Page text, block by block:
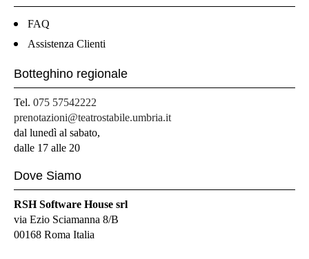
FAQ
Assistenza Clienti
Botteghino regionale
Tel. 075 57542222
prenotazioni@teatrostabile.umbria.it
dal lunedì al sabato,
dalle 17 alle 20
Dove Siamo
RSH Software House srl
via Ezio Sciamanna 8/B
00168 Roma Italia